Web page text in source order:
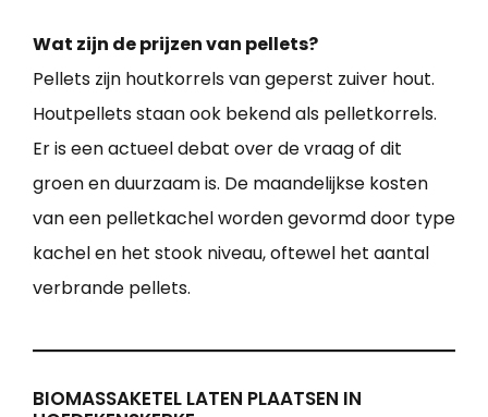
Wat zijn de prijzen van pellets?
Pellets zijn houtkorrels van geperst zuiver hout.
Houtpellets staan ook bekend als pelletkorrels.
Er is een actueel debat over de vraag of dit
groen en duurzaam is. De maandelijkse kosten
van een pelletkachel worden gevormd door type
kachel en het stook niveau, oftewel het aantal
verbrande pellets.
BIOMASSAKETEL LATEN PLAATSEN IN